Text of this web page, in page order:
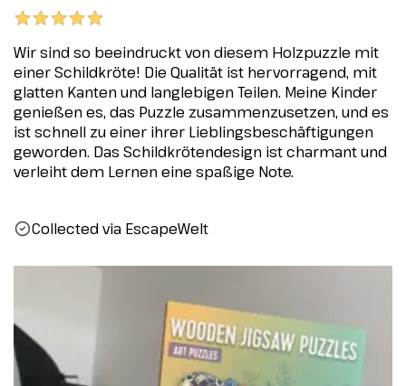
Wir sind so beeindruckt von diesem Holzpuzzle mit
einer Schildkröte! Die Qualität ist hervorragend, mit
glatten Kanten und langlebigen Teilen. Meine Kinder
genießen es, das Puzzle zusammenzusetzen, und es
ist schnell zu einer ihrer Lieblingsbeschäftigungen
geworden. Das Schildkrötendesign ist charmant und
verleiht dem Lernen eine spaßige Note.
Collected via EscapeWelt